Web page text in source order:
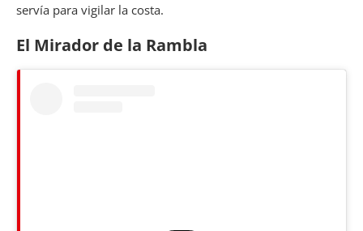
servía para vigilar la costa.
El Mirador de la Rambla